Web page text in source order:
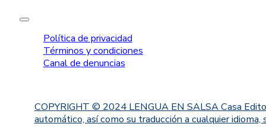
Política de privacidad
Términos y condiciones
Canal de denuncias
COPYRIGHT © 2024 LENGUA EN SALSA Casa
automático, así como su traducción a cualquier